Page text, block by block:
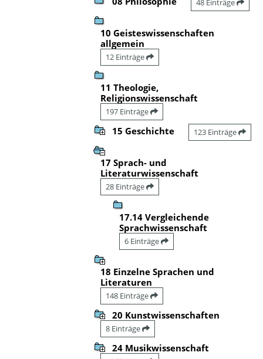
48 Einträge
10 Geisteswissenschaften
allgemein
12 Einträge
11 Theologie,
Religionswissenschaft
197 Einträge
15 Geschichte 123 Einträge
17 Sprach- und
Literaturwissenschaft
28 Einträge
17.14 Vergleichende
Sprachwissenschaft
6 Einträge
18 Einzelne Sprachen und
Literaturen
148 Einträge
20 Kunstwissenschaften
8 Einträge
24 Musikwissenschaft